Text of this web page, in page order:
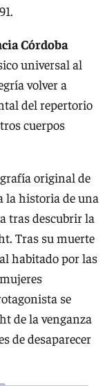
Córdoba
universal al
volver a
del repertorio
cuerpos
original de
la historia de una
tras descubrir la
Tras su muerte
habitado por las
se
de la venganza
de desaparecer